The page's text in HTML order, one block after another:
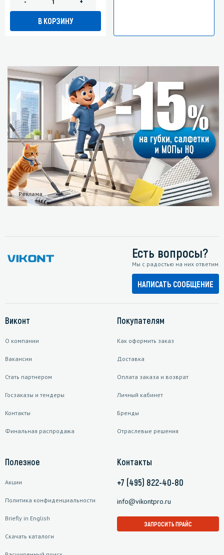
В КОРЗИНУ
Реклама
Есть вопросы?
Мы с радостью на них ответим
НАПИСАТЬ СООБЩЕНИЕ
Виконт
О компании
Вакансии
Стать партнером
Госзаказы и тендеры
Контакты
Финальная распродажа
Покупателям
Как оформить заказ
Доставка
Оплата заказа и возврат
Личный кабинет
Бренды
Отраслевые решения
Полезное
Акции
Политика конфиденциальности
Briefly in English
Скачать каталоги
Контакты
+7 (495) 822-40-80
info@vikontpro.ru
ЗАПРОСИТЬ ПРАЙС